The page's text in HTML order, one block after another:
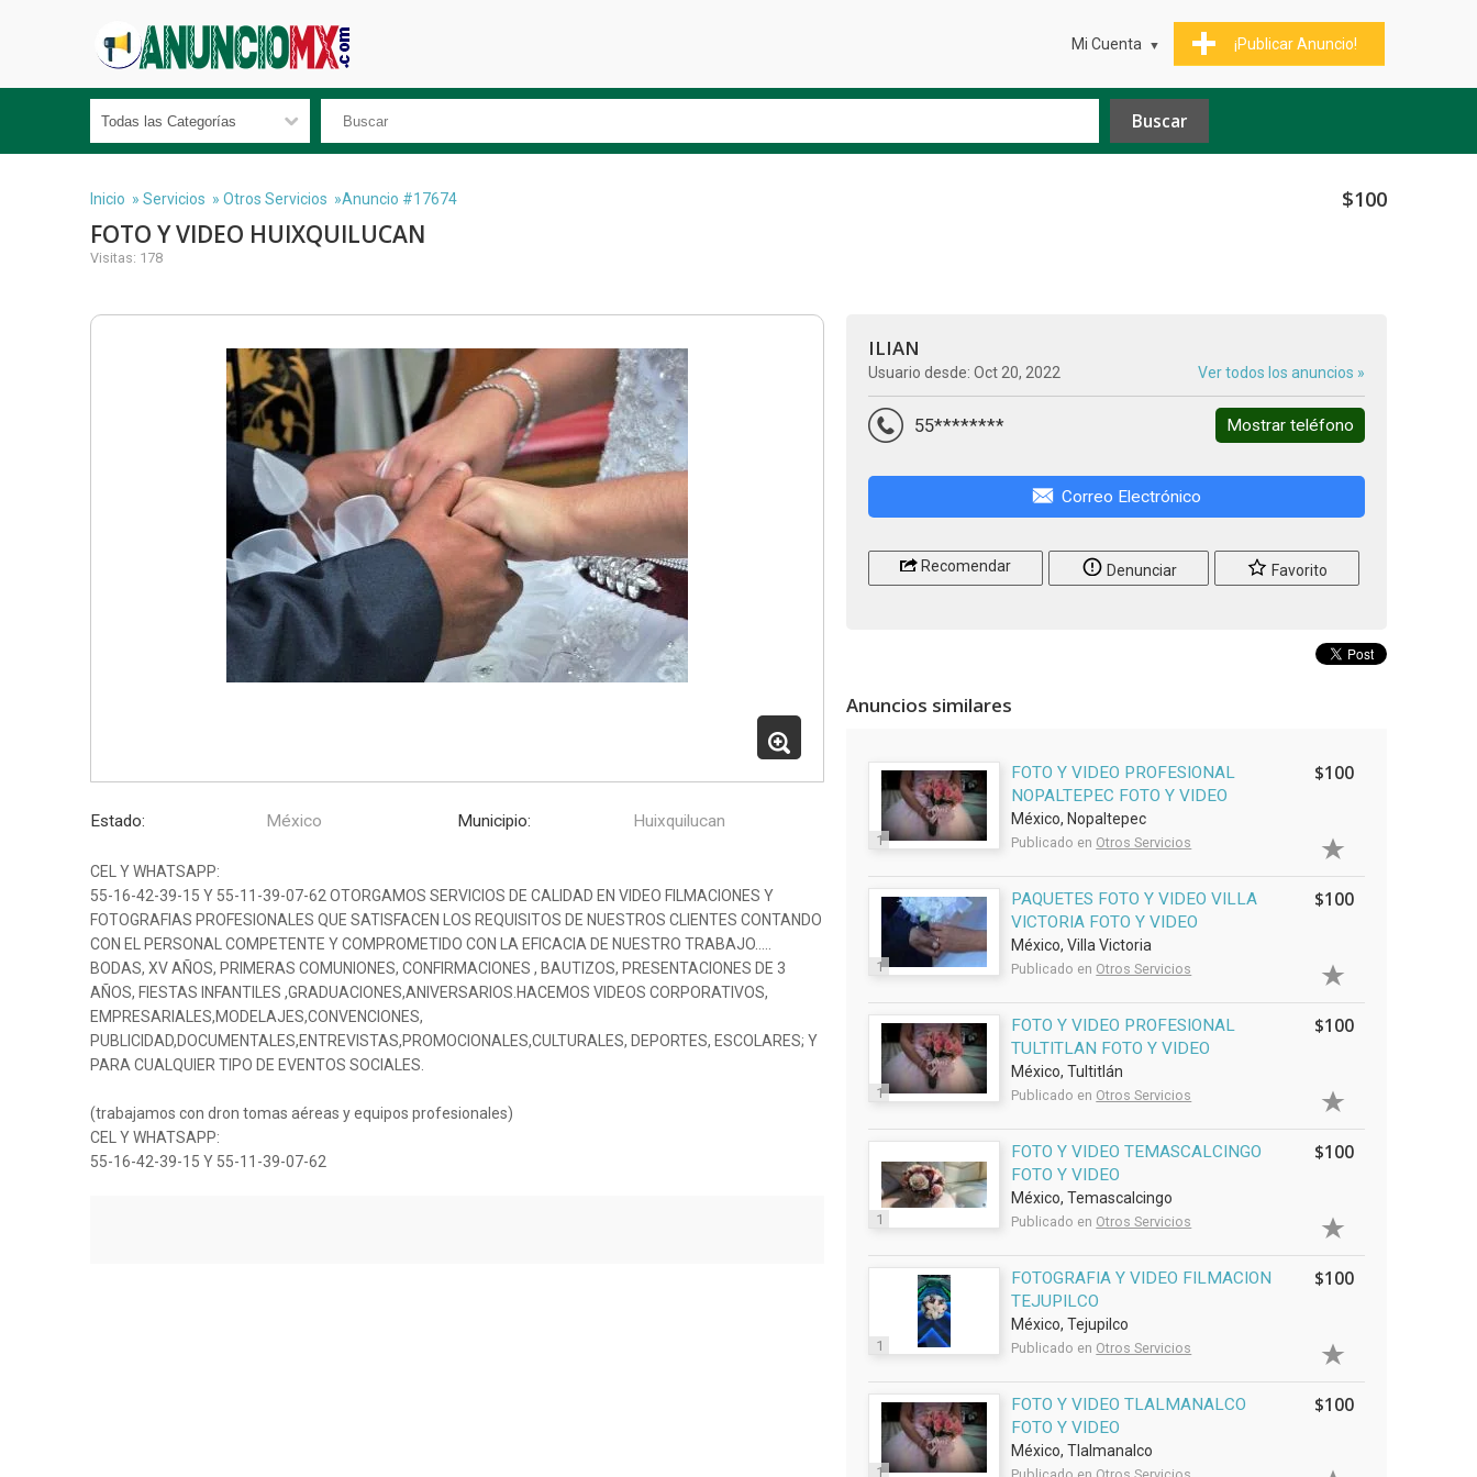
¡Publicar Anuncio!
Mi Cuenta
Inicio » Servicios » Otros Servicios »Anuncio #17674 $100
FOTO Y VIDEO HUIXQUILUCAN
Visitas: 178
Estado: México Municipio: Huixquilucan
CEL Y WHATSAPP:
55-16-42-39-15 Y 55-11-39-07-62 OTORGAMOS SERVICIOS DE CALIDAD EN VIDEO FILMACIONES Y
FOTOGRAFIAS PROFESIONALES QUE SATISFACEN LOS REQUISITOS DE NUESTROS CLIENTES CONTANDO
CON EL PERSONAL COMPETENTE Y COMPROMETIDO CON LA EFICACIA DE NUESTRO TRABAJO…..
BODAS, XV AÑOS, PRIMERAS COMUNIONES, CONFIRMACIONES , BAUTIZOS, PRESENTACIONES DE 3
AÑOS, FIESTAS INFANTILES ,GRADUACIONES,ANIVERSARIOS.HACEMOS VIDEOS CORPORATIVOS,
EMPRESARIALES,MODELAJES,CONVENCIONES,
PUBLICIDAD,DOCUMENTALES,ENTREVISTAS,PROMOCIONALES,CULTURALES, DEPORTES, ESCOLARES; Y
PARA CUALQUIER TIPO DE EVENTOS SOCIALES.
(trabajamos con dron tomas aéreas y equipos profesionales)
CEL Y WHATSAPP:
55-16-42-39-15 Y 55-11-39-07-62
ILIAN
Usuario desde: Oct 20, 2022 Ver todos los anuncios »
55******** Mostrar teléfono
Correo Electrónico
Recomendar Denunciar Favorito
Anuncios similares
1
FOTO Y VIDEO PROFESIONAL
NOPALTEPEC FOTO Y VIDEO
México, Nopaltepec
Publicado en Otros Servicios
$100
1
PAQUETES FOTO Y VIDEO VILLA
VICTORIA FOTO Y VIDEO
México, Villa Victoria
Publicado en Otros Servicios
$100
1
FOTO Y VIDEO PROFESIONAL
TULTITLAN FOTO Y VIDEO
México, Tultitlán
Publicado en Otros Servicios
$100
1
FOTO Y VIDEO TEMASCALCINGO
FOTO Y VIDEO
México, Temascalcingo
Publicado en Otros Servicios
$100
1
FOTOGRAFIA Y VIDEO FILMACION
TEJUPILCO
México, Tejupilco
Publicado en Otros Servicios
$100
1
FOTO Y VIDEO TLALMANALCO
FOTO Y VIDEO
México, Tlalmanalco
$100